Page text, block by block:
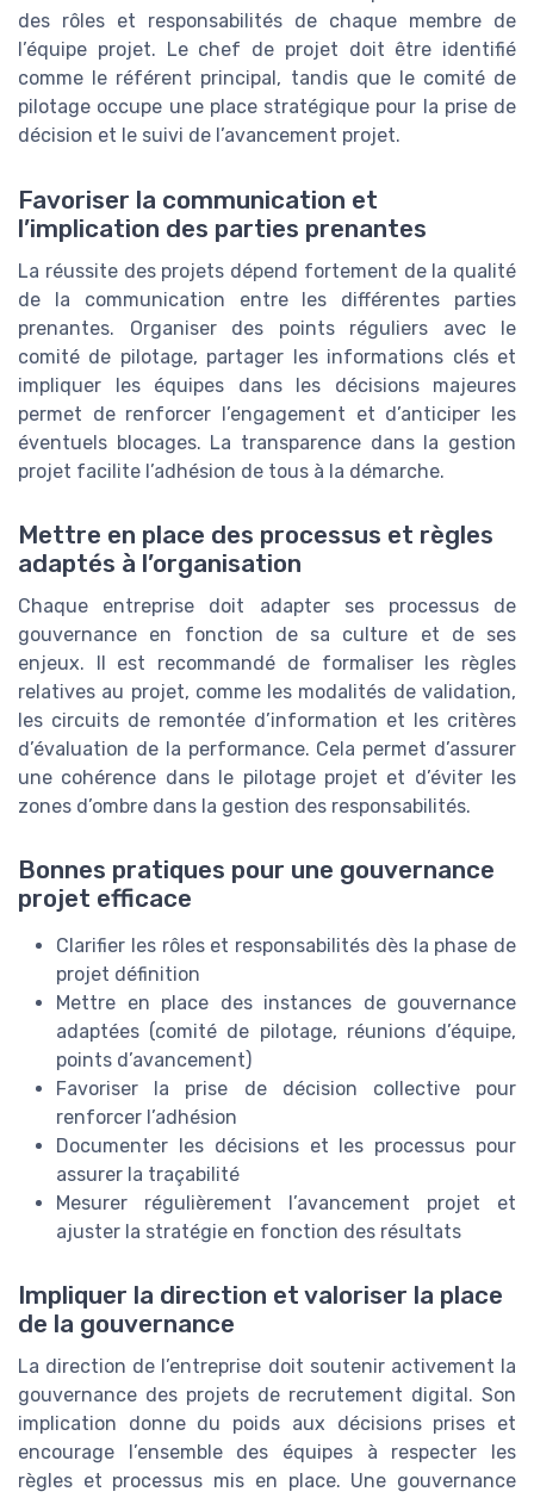
des rôles et responsabilités de chaque membre de
l’équipe projet. Le chef de projet doit être identifié
comme le référent principal, tandis que le comité de
pilotage occupe une place stratégique pour la prise de
décision et le suivi de l’avancement projet.
Favoriser la communication et
l’implication des parties prenantes
La réussite des projets dépend fortement de la qualité
de la communication entre les différentes parties
prenantes. Organiser des points réguliers avec le
comité de pilotage, partager les informations clés et
impliquer les équipes dans les décisions majeures
permet de renforcer l’engagement et d’anticiper les
éventuels blocages. La transparence dans la gestion
projet facilite l’adhésion de tous à la démarche.
Mettre en place des processus et règles
adaptés à l’organisation
Chaque entreprise doit adapter ses processus de
gouvernance en fonction de sa culture et de ses
enjeux. Il est recommandé de formaliser les règles
relatives au projet, comme les modalités de validation,
les circuits de remontée d’information et les critères
d’évaluation de la performance. Cela permet d’assurer
une cohérence dans le pilotage projet et d’éviter les
zones d’ombre dans la gestion des responsabilités.
Bonnes pratiques pour une gouvernance
projet efficace
Clarifier les rôles et responsabilités dès la phase de
projet définition
Mettre en place des instances de gouvernance
adaptées (comité de pilotage, réunions d’équipe,
points d’avancement)
Favoriser la prise de décision collective pour
renforcer l’adhésion
Documenter les décisions et les processus pour
assurer la traçabilité
Mesurer régulièrement l’avancement projet et
ajuster la stratégie en fonction des résultats
Impliquer la direction et valoriser la place
de la gouvernance
La direction de l’entreprise doit soutenir activement la
gouvernance des projets de recrutement digital. Son
implication donne du poids aux décisions prises et
encourage l’ensemble des équipes à respecter les
règles et processus mis en place. Une gouvernance